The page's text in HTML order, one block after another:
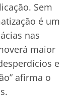
Sem
é um
nas
maior
e
afirma o